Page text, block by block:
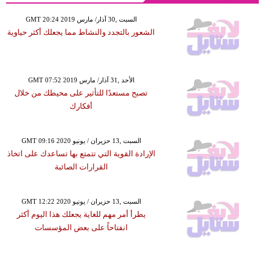
GMT 20:24 2019 السبت ,30 آذار/ مارس
الشعور بالتجدد والنشاط مما يجعلك أكثر حياوية
GMT 07:52 2019 الأحد ,31 آذار/ مارس
تصبح مستعدًا للتأثير على محيطك من خلال
أفكارك
GMT 09:16 2020 السبت ,13 حزيران / يونيو
الإرادة القوية التي تتمتع بها تساعدك على اتخاذ
القرارات الصائبة
GMT 12:22 2020 السبت ,13 حزيران / يونيو
يطرأ أمر مهم للغاية يجعلك هذا اليوم أكثر
انفتاحاً على بعض المؤسسات